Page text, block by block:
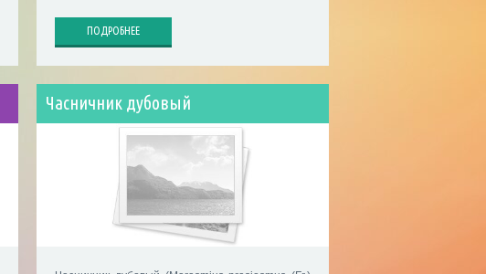
ПОДРОБНЕЕ
Часничник дубовый